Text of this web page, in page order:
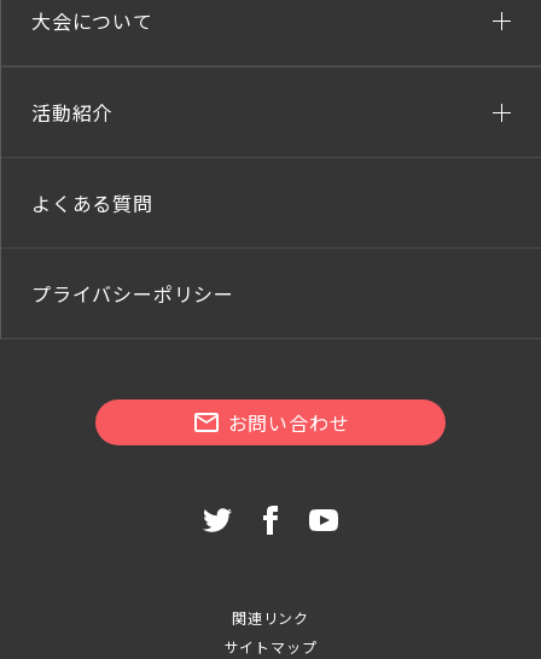
大会について
活動紹介
よくある質問
プライバシーポリシー
お問い合わせ
関連リンク
サイトマップ